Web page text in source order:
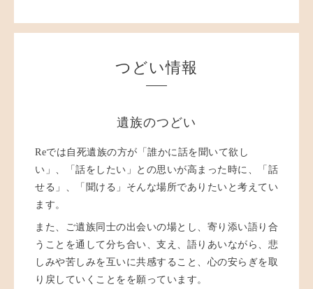
つどい情報
遺族のつどい
Reでは自死遺族の方が「誰かに話を聞いて欲し
い」、「話をしたい」との思いが高まった時に、「話
せる」、「聞ける」そんな場所でありたいと考えてい
ます。
また、ご遺族同士の出会いの場とし、寄り添い語り合
うことを通して分ち合い、支え、語りあいながら、悲
しみや苦しみを互いに共感すること、心の安らぎを取
り戻していくことをを願っています。